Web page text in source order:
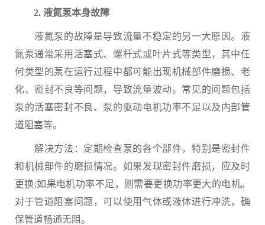
2. 液氮泵本身故障
液氮泵的故障是导致流量不稳定的另一大原因。液
氮泵通常采用活塞式、螺杆式或叶片式等类型，其中任
何类型的泵在运行过程中都可能出现机械部件磨损、老
化、密封不良等问题，导致流量波动。常见的问题包括
泵的活塞密封不良、泵的驱动电机功率不足以及内部管
道阻塞等。
解决方法：定期检查泵的各个部件，特别是密封件
和机械部件的磨损情况。如果发现密封件磨损，应及时
更换;如果电机功率不足，则需要更换功率更大的电机。
对于管道阻塞问题，可以使用气体或液体进行冲洗，确
保管道畅通无阻。